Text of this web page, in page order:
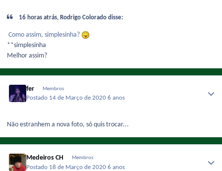
16 horas atrás, Rodrigo Colorado disse:
Como assim, simplesinha?
**simplesinha
Melhor assim?
fer Membros
Postado 14 de Março de 20206 anos
Não estranhem a nova foto, só quis trocar...
Medeiros CH Membros
Postado 18 de Março de 20206 anos